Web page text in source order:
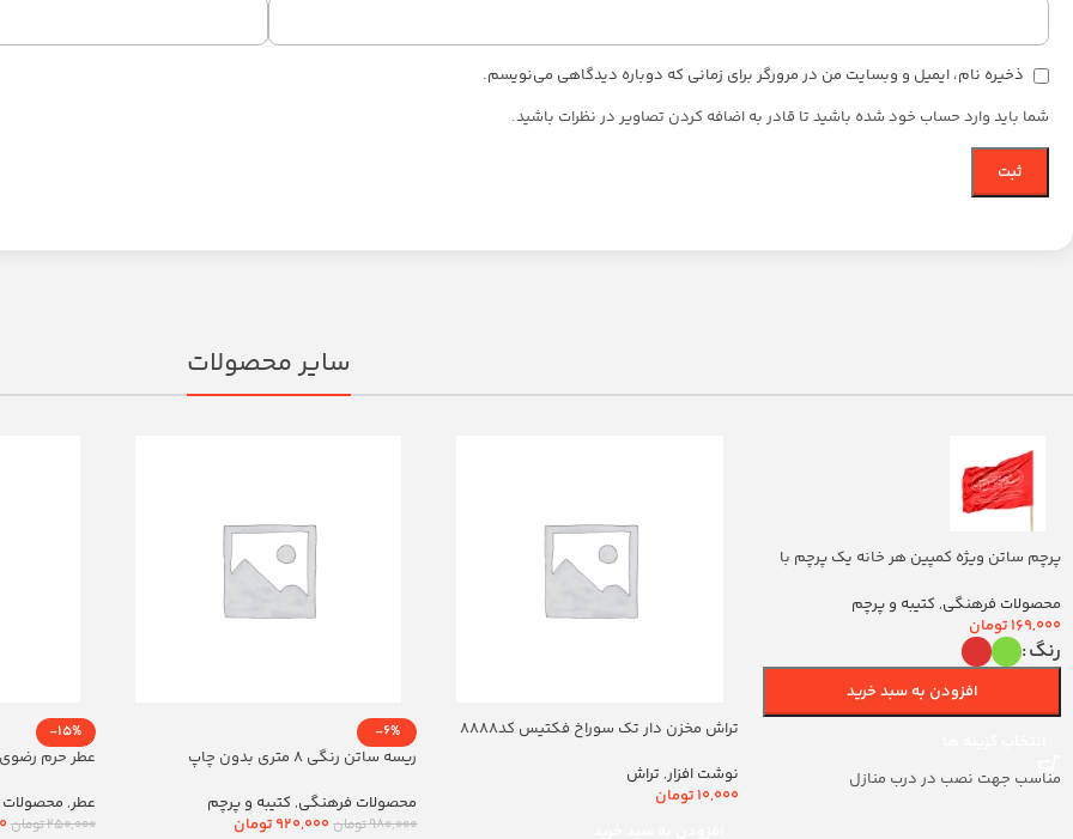
ذخیره نام، ایمیل و وبسایت من در مرورگر برای زمانی که دوباره دیدگاهی می‌نویسم.
شما باید وارد حساب خود شده باشید تا قادر به اضافه کردن تصاویر در نظرات باشید.
سایر محصولات
پرچم ساتن ویژه کمپین هر خانه یک پرچم با
محصولات فرهنگی, کتیبه و پرچم
169,000تومان
رنگ
افزودن به سبد خرید
مناسب جهت نصب در درب منازل
تراش مخزن دار تک سوراخ فکتیس کد8888
نوشت افزار, تراش
10,000تومان
-6%
ریسه ساتن رنگی 8 متری بدون چاپ
محصولات فرهنگی, کتیبه و پرچم
980,000تومان920,000تومان
-15%
عطر حرم رضوی 20ml
عطر,
250,000تومان